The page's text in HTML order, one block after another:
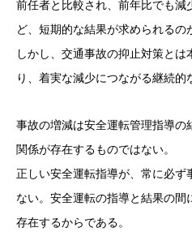
前任者と比較され、前年比でも減
ど、短期的な結果が求められるの
しかし、交通事故の抑止対策と
り、着実な減少につながる継続的
事故の増減は安全運転管理指導の
関係が存在するものではない。
正しい安全運転指導が、常に必ず
ない。安全運転の指導と結果の
存在するからである。